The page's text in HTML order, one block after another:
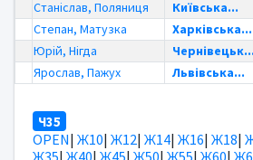
Станіслав, Поляниця
Київська...
Степан, Матузка
Харківська...
Юрій, Нігда
Чернівецьк...
Ярослав, Пажух
Львівська...
Ч35
OPEN| Ж10| Ж12| Ж14| Ж16| Ж18|